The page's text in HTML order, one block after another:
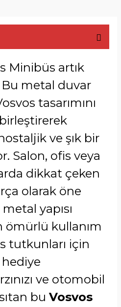
Minibüs artık
Bu metal duvar
tasarımını
ve şık bir
Salon, ofis veya
dikkat çeken
olarak öne
metal yapısı
ömürlü kullanım
tutkunları için
ve otomobil
bu Vosvos